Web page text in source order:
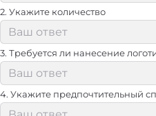
2. Укажите количество
3. Требуется ли нанесение
4. Укажите предпочтительный